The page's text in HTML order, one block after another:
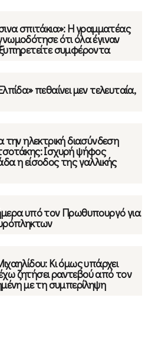
σπιτάκια»: Η γραμματέας
ότι όλα έγιναν
συμφέροντα
πεθαίνει μεν τελευταία,
ηλεκτρική διασύνδεση
Ισχυρή ψήφος
η είσοδος της γαλλικής
υπό τον Πρωθυπουργό για
Κι όμως υπάρχει
έχω ζητήσει ραντεβού από τον
με τη συμπερίληψη